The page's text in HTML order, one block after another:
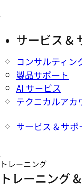
サービス &
コンサルティン
製品サポート
AI サービス
テクニカルアカ
サービス & サポ
トレーニング
トレーニング